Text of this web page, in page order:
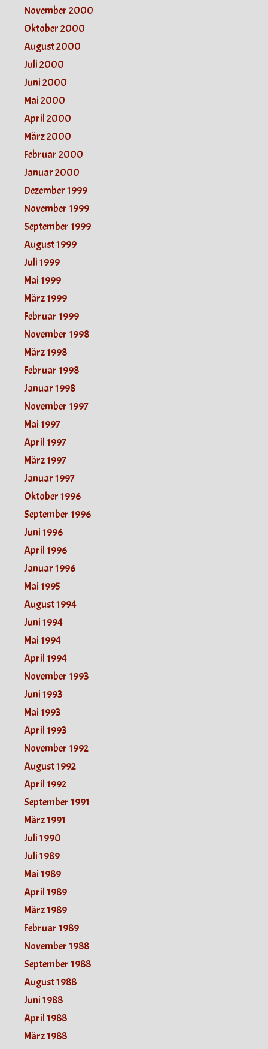
November 2000
Oktober 2000
August 2000
Juli 2000
Juni 2000
Mai 2000
April 2000
März 2000
Februar 2000
Januar 2000
Dezember 1999
November 1999
September 1999
August 1999
Juli 1999
Mai 1999
März 1999
Februar 1999
November 1998
März 1998
Februar 1998
Januar 1998
November 1997
Mai 1997
April 1997
März 1997
Januar 1997
Oktober 1996
September 1996
Juni 1996
April 1996
Januar 1996
Mai 1995
August 1994
Juni 1994
Mai 1994
April 1994
November 1993
Juni 1993
Mai 1993
April 1993
November 1992
August 1992
April 1992
September 1991
März 1991
Juli 1990
Juli 1989
Mai 1989
April 1989
März 1989
Februar 1989
November 1988
September 1988
August 1988
Juni 1988
April 1988
März 1988